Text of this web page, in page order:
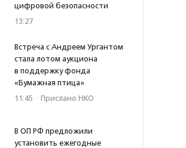
цифровой безопасности
13:27
Встреча с Андреем Ургантом
стала лотом аукциона
в поддержку фонда
«Бумажная птица»
11:45 · Прислано НКО
В ОП РФ предложили
установить ежегодные